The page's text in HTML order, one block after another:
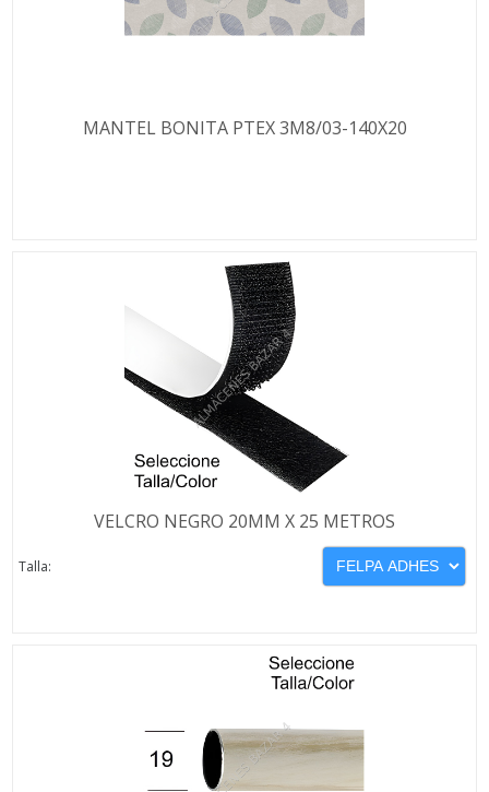
MANTEL BONITA PTEX 3M8/03-140X20
VELCRO NEGRO 20MM X 25 METROS
Talla: